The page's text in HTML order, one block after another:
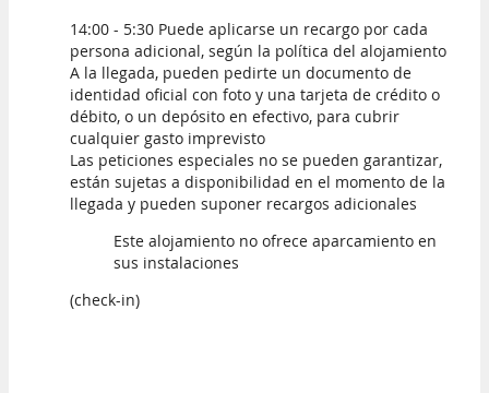
14:00 - 5:30 Puede aplicarse un recargo por cada
persona adicional, según la política del alojamiento
A la llegada, pueden pedirte un documento de
identidad oficial con foto y una tarjeta de crédito o
débito, o un depósito en efectivo, para cubrir
cualquier gasto imprevisto
Las peticiones especiales no se pueden garantizar,
están sujetas a disponibilidad en el momento de la
llegada y pueden suponer recargos adicionales
Este alojamiento no ofrece aparcamiento en
sus instalaciones
(check-in)